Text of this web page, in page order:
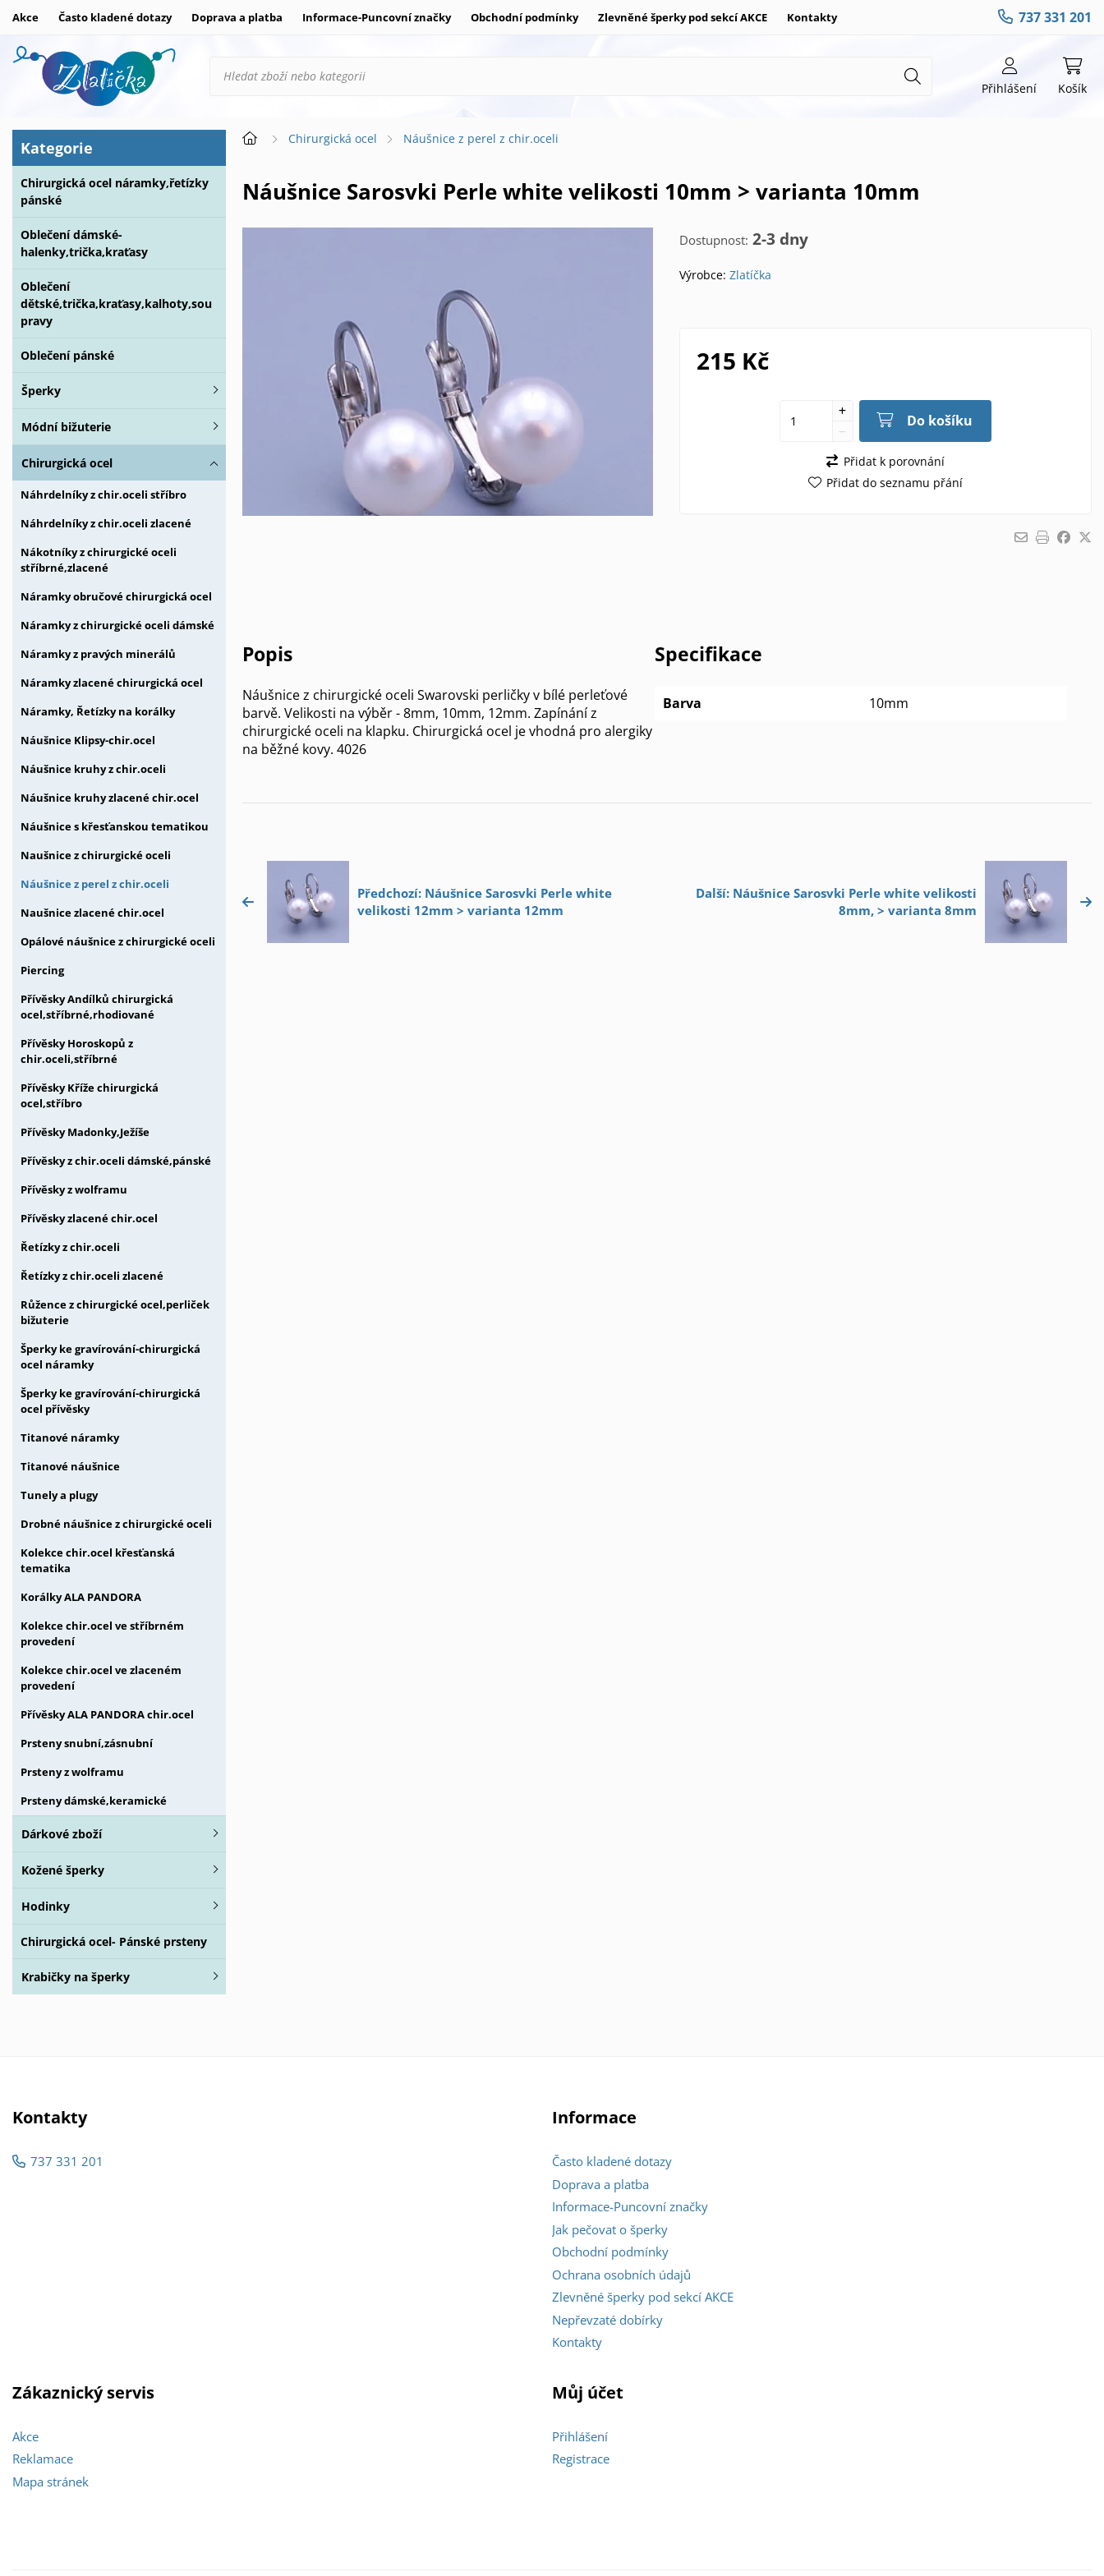
Akce Často kladené dotazy Doprava a platba Informace-Puncovní značky Obchodní podmínky Zlevněné šperky pod sekcí AKCE Kontakty 737 331 201
Přihlášení Košík
Kategorie
Chirurgická ocel náramky,řetízky
pánské
Oblečení dámské-
halenky,trička,kraťasy
Oblečení
dětské,trička,kraťasy,kalhoty,sou
pravy
Oblečení pánské
Šperky
Módní bižuterie
Chirurgická ocel
Náhrdelníky z chir.oceli stříbro
Náhrdelníky z chir.oceli zlacené
Nákotníky z chirurgické oceli
stříbrné,zlacené
Náramky obručové chirurgická ocel
Náramky z chirurgické oceli dámské
Náramky z pravých minerálů
Náramky zlacené chirurgická ocel
Náramky, Řetízky na korálky
Náušnice Klipsy-chir.ocel
Náušnice kruhy z chir.oceli
Náušnice kruhy zlacené chir.ocel
Náušnice s křesťanskou tematikou
Naušnice z chirurgické oceli
Náušnice z perel z chir.oceli
Naušnice zlacené chir.ocel
Opálové náušnice z chirurgické oceli
Piercing
Přívěsky Andílků chirurgická
ocel,stříbrné,rhodiované
Přívěsky Horoskopů z
chir.oceli,stříbrné
Přívěsky Kříže chirurgická
ocel,stříbro
Přívěsky Madonky,Ježíše
Přívěsky z chir.oceli dámské,pánské
Přívěsky z wolframu
Přívěsky zlacené chir.ocel
Řetízky z chir.oceli
Řetízky z chir.oceli zlacené
Růžence z chirurgické ocel,perliček
bižuterie
Šperky ke gravírování-chirurgická
ocel náramky
Šperky ke gravírování-chirurgická
ocel přívěsky
Titanové náramky
Titanové náušnice
Tunely a plugy
Drobné náušnice z chirurgické oceli
Kolekce chir.ocel křesťanská
tematika
Korálky ALA PANDORA
Kolekce chir.ocel ve stříbrném
provedení
Kolekce chir.ocel ve zlaceném
provedení
Přívěsky ALA PANDORA chir.ocel
Prsteny snubní,zásnubní
Prsteny z wolframu
Prsteny dámské,keramické
Dárkové zboží
Kožené šperky
Hodinky
Chirurgická ocel- Pánské prsteny
Krabičky na šperky
Chirurgická ocel Náušnice z perel z chir.oceli
Náušnice Sarosvki Perle white velikosti 10mm > varianta 10mm
Dostupnost: 2-3 dny
Výrobce: Zlatíčka
215 Kč
Do košíku
Přidat k porovnání
Přidat do seznamu přání
Popis
Náušnice z chirurgické oceli Swarovski perličky v bílé perleťové
barvě. Velikosti na výběr - 8mm, 10mm, 12mm. Zapínání z
chirurgické oceli na klapku. Chirurgická ocel je vhodná pro alergiky
na běžné kovy. 4026
Specifikace
Barva 10mm
Předchozí: Náušnice Sarosvki Perle white
velikosti 12mm > varianta 12mm
Další: Náušnice Sarosvki Perle white velikosti
8mm, > varianta 8mm
Kontakty
737 331 201
Informace
Často kladené dotazy
Doprava a platba
Informace-Puncovní značky
Jak pečovat o šperky
Obchodní podmínky
Ochrana osobních údajů
Zlevněné šperky pod sekcí AKCE
Nepřevzaté dobírky
Kontakty
Zákaznický servis
Akce
Reklamace
Mapa stránek
Můj účet
Přihlášení
Registrace